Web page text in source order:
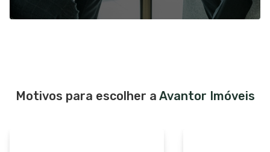
Motivos para escolher a Avantor Imóveis